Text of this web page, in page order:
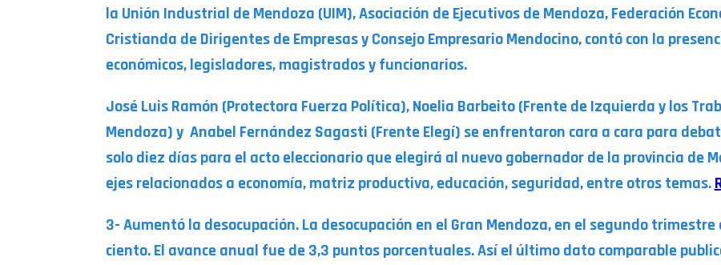
la Unión Industrial de Mendoza (UIM), Asociación de Ejecutivos de Mendoza, Federación
Cristianda de Dirigentes de Empresas y Consejo Empresario Mendocino, contó con la
económicos, legisladores, magistrados y funcionarios.
José Luis Ramón (Protectora Fuerza Política), Noelia Barbeito (Frente de Izquierda y los
Mendoza) y Anabel Fernández Sagasti (Frente Elegí) se enfrentaron cara a cara para
solo diez días para el acto eleccionario que elegirá al nuevo gobernador de la provincia de
ejes relacionados a economía, matriz productiva, educación, seguridad, entre otros temas.
3- Aumentó la desocupación. La desocupación en el Gran Mendoza, en el segundo
ciento. El avance anual fue de 3,3 puntos porcentuales. Así el último dato comparable